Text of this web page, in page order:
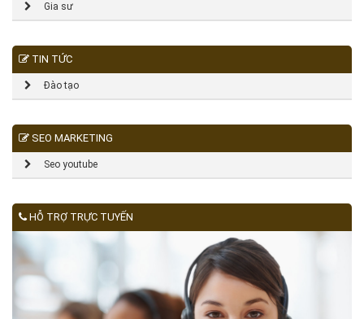
Gia sư
TIN TỨC
Đào tạo
SEO MARKETING
Seo youtube
HỖ TRỢ TRỰC TUYẾN